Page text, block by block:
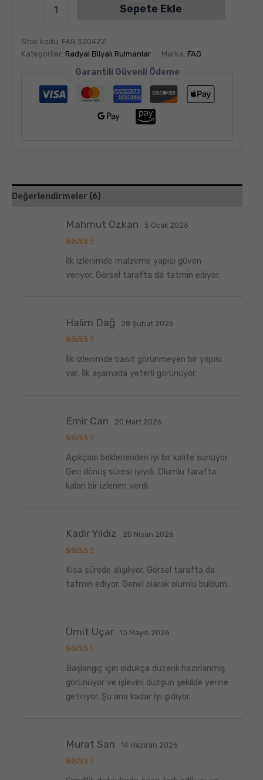
Sepete Ekle
Stok kodu: FAG 3204ZZ
Kategoriler: Radyal Bilyalı Rulmanlar Marka: FAG
Garantili Güvenli Ödeme
Değerlendirmeler (6)
üzerinden
oy aldı
Mahmut Özkan 5 Ocak 2026
İlk izlenimde malzeme yapısı güven
veriyor. Görsel tarafta da tatmin ediyor.
üzerinden
oy aldı
Halim Dağ 28 Şubat 2026
İlk izlenimde basit görünmeyen bir yapısı
var. İlk aşamada yeterli görünüyor.
üzerinden
5
oy aldı
Emir Can 20 Mart 2026
Açıkçası beklenenden iyi bir kalite sunuyor.
Geri dönüş süresi iyiydi. Olumlu tarafta
kalan bir izlenim verdi.
üzerinden
5
oy aldı
Kadir Yıldız 20 Nisan 2026
Kısa sürede alışılıyor. Görsel tarafta da
tatmin ediyor. Genel olarak olumlu buldum.
üzerinden
oy aldı
Ümit Uçar 13 Mayıs 2026
Başlangıç için oldukça düzenli hazırlanmış
görünüyor ve işlevini düzgün şekilde yerine
getiriyor. Şu ana kadar iyi gidiyor.
Murat Sarı 14 Haziran 2026